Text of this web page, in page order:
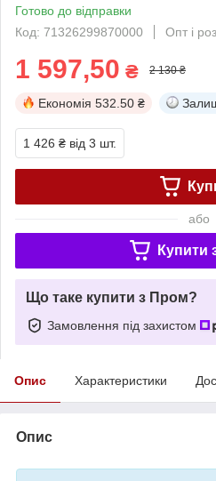
Готово до відправки
Код: 71326299870000
Опт і
1 597,50 ₴ 2 130 ₴
Економія 532.50 ₴
1 426 ₴ від 3 шт.
або
Купити
Що таке купити з Пром?
Замовлення під захистом
Опис Характеристики
Опис